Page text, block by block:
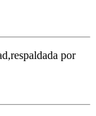
por